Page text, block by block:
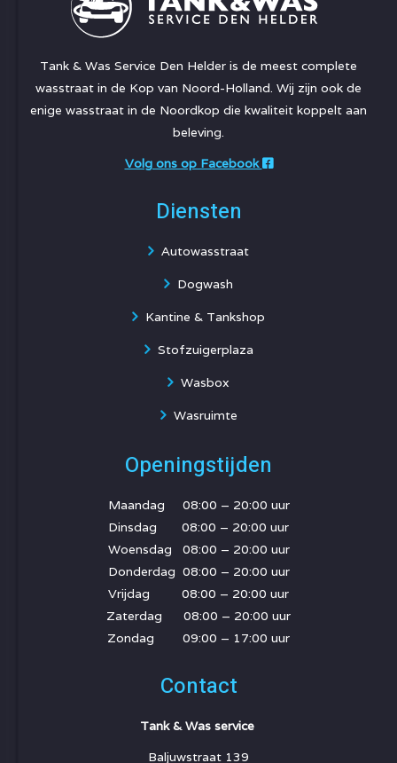
Tank & Was Service Den Helder is de meest complete
wasstraat in de Kop van Noord-Holland. Wij zijn ook de
enige wasstraat in de Noordkop die kwaliteit koppelt aan
beleving.
Volg ons op Facebook
Diensten
Autowasstraat
Dogwash
Kantine & Tankshop
Stofzuigerplaza
Wasbox
Wasruimte
Openingstijden
Maandag 08:00 – 20:00 uur
Dinsdag 08:00 – 20:00 uur
Woensdag 08:00 – 20:00 uur
Donderdag 08:00 – 20:00 uur
Vrijdag 08:00 – 20:00 uur
Zaterdag 08:00 – 20:00 uur
Zondag 09:00 – 17:00 uur
Contact
Tank & Was service
Baljuwstraat 139